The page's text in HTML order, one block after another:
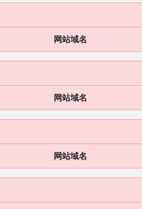
网站域名
网站域名
网站域名